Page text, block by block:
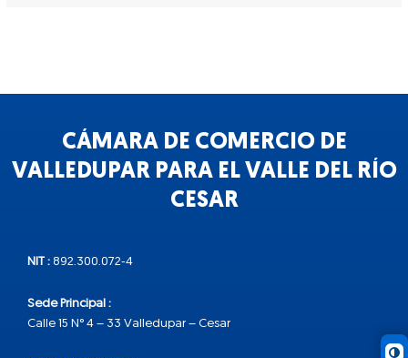
CÁMARA DE COMERCIO DE
VALLEDUPAR PARA EL VALLE DEL RÍO
CESAR
NIT : 892.300.072-4
Sede Principal :
Calle 15 N° 4 – 33 Valledupar – Cesar